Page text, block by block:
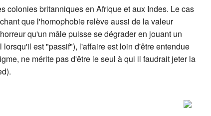
colonies britanniques en Afrique et aux Indes. Le cas
que l'homophobie relève aussi de la valeur
qu'un mâle puisse se dégrader en jouant un
est "passif"), l'affaire est loin d'être entendue
ne mérite pas d'être le seul à qui il faudrait jeter la